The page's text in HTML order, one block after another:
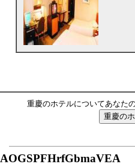
重慶のホテルについてあなた
AOGSPFHrfGbmaVEA